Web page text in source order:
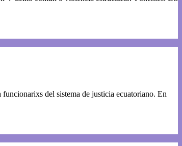
del sistema de justicia ecuatoriano. En